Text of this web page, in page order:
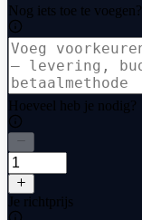
Nog iets toe te voegen?
Hoeveel heb je nodig?
Je richtprijs